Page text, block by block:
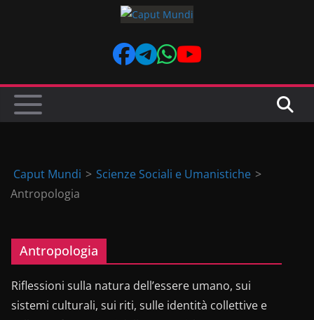
Caput Mundi > Scienze Sociali e Umanistiche >
Antropologia
Antropologia
Riflessioni sulla natura dell’essere umano, sui
sistemi culturali, sui riti, sulle identità collettive e